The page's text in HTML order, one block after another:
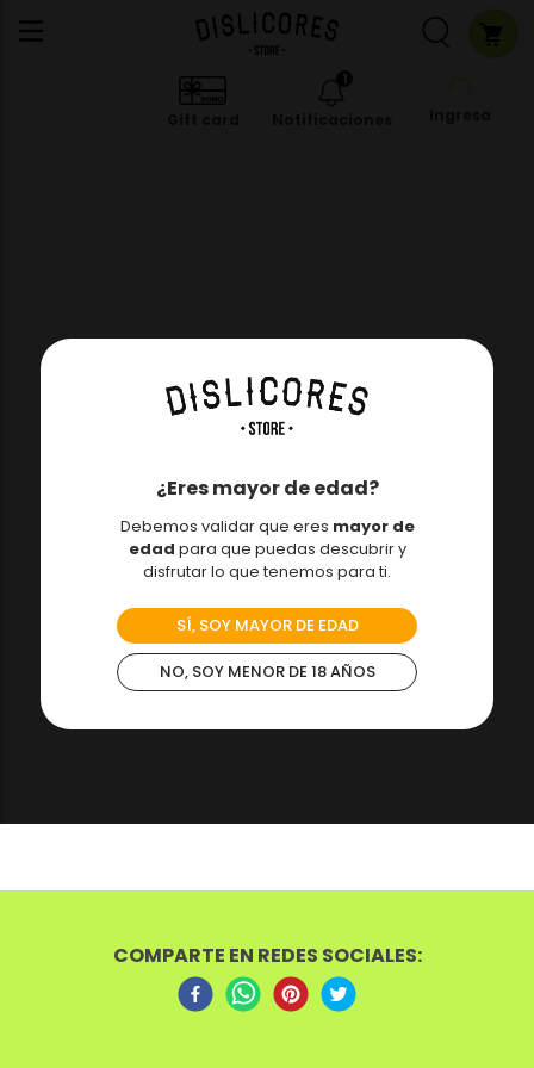
1
¿Eres mayor de edad?
Debemos validar que eres mayor de
edad para que puedas descubrir y
disfrutar lo que tenemos para ti.
SÍ, SOY MAYOR DE EDAD
NO, SOY MENOR DE 18 AÑOS